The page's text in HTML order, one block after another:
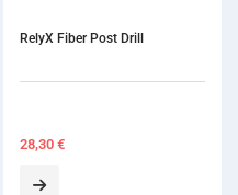
RelyX Fiber Post Drill
28,30 €